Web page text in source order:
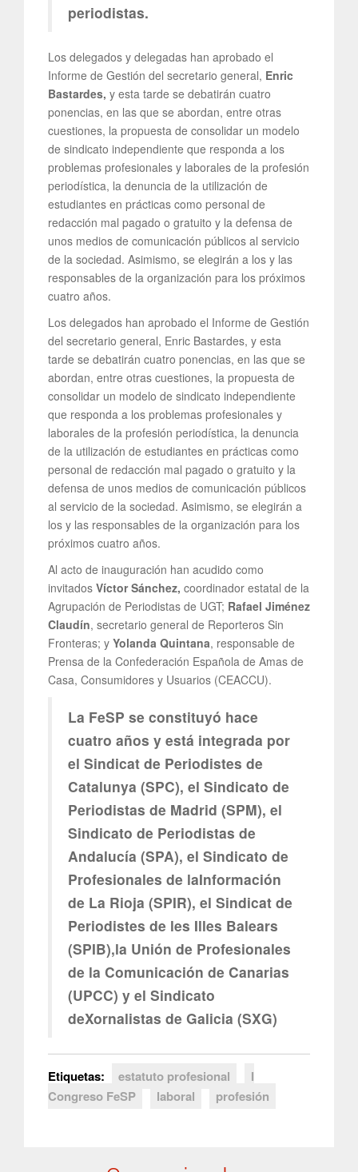
periodistas.
Los delegados y delegadas han aprobado el
Informe de Gestión del secretario general, Enric
Bastardes, y esta tarde se debatirán cuatro
ponencias, en las que se abordan, entre otras
cuestiones, la propuesta de consolidar un modelo
de sindicato independiente que responda a los
problemas profesionales y laborales de la profesión
periodística, la denuncia de la utilización de
estudiantes en prácticas como personal de
redacción mal pagado o gratuito y la defensa de
unos medios de comunicación públicos al servicio
de la sociedad. Asimismo, se elegirán a los y las
responsables de la organización para los próximos
cuatro años.
Los delegados han aprobado el Informe de Gestión
del secretario general, Enric Bastardes, y esta
tarde se debatirán cuatro ponencias, en las que se
abordan, entre otras cuestiones, la propuesta de
consolidar un modelo de sindicato independiente
que responda a los problemas profesionales y
laborales de la profesión periodística, la denuncia
de la utilización de estudiantes en prácticas como
personal de redacción mal pagado o gratuito y la
defensa de unos medios de comunicación públicos
al servicio de la sociedad. Asimismo, se elegirán a
los y las responsables de la organización para los
próximos cuatro años.
Al acto de inauguración han acudido como
invitados Víctor Sánchez, coordinador estatal de la
Agrupación de Periodistas de UGT; Rafael Jiménez
Claudín, secretario general de Reporteros Sin
Fronteras; y Yolanda Quintana, responsable de
Prensa de la Confederación Española de Amas de
Casa, Consumidores y Usuarios (CEACCU).
La FeSP se constituyó hace
cuatro años y está integrada por
el Sindicat de Periodistes de
Catalunya (SPC), el Sindicato de
Periodistas de Madrid (SPM), el
Sindicato de Periodistas de
Andalucía (SPA), el Sindicato de
Profesionales de laInformación
de La Rioja (SPIR), el Sindicat de
Periodistes de les Illes Balears
(SPIB),la Unión de Profesionales
de la Comunicación de Canarias
(UPCC) y el Sindicato
deXornalistas de Galicia (SXG)
Etiquetas: estatuto profesional
I
Congreso FeSP
laboral profesión